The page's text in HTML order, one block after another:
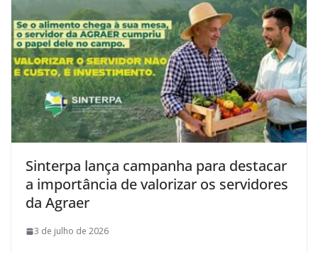
Sinterpa lança campanha para destacar
a importância de valorizar os servidores
da Agraer
3 de julho de 2026